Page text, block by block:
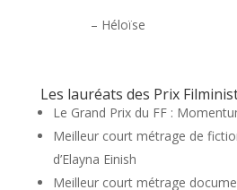
– Héloïse
Les lauréats des Prix
Le Grand Prix du FF :
Meilleur court métrage de
d’Elayna Einish
Meilleur court métrage